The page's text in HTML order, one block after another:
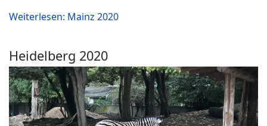
Weiterlesen: Mainz 2020
Heidelberg 2020